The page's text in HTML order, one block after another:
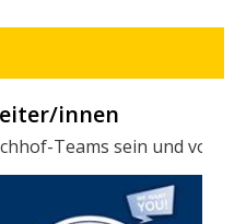
innen
Teams sein und von
in der
der Stadtapotheke zur